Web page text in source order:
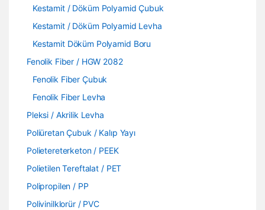
Kestamit / Döküm Polyamid Çubuk
Kestamit / Döküm Polyamid Levha
Kestamit Döküm Polyamid Boru
Fenolik Fiber / HGW 2082
Fenolik Fiber Çubuk
Fenolik Fiber Levha
Pleksi / Akrilik Levha
Poliüretan Çubuk / Kalıp Yayı
Polietereterketon / PEEK
Polietilen Tereftalat / PET
Polipropilen / PP
Polivinilklorür / PVC